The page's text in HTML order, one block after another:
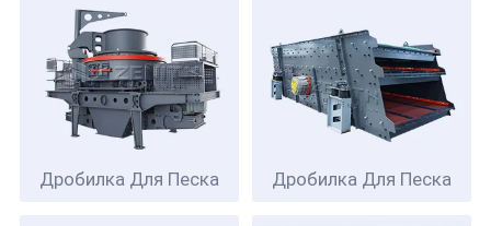
Дробилка Для Песка Дробилка Для Песка